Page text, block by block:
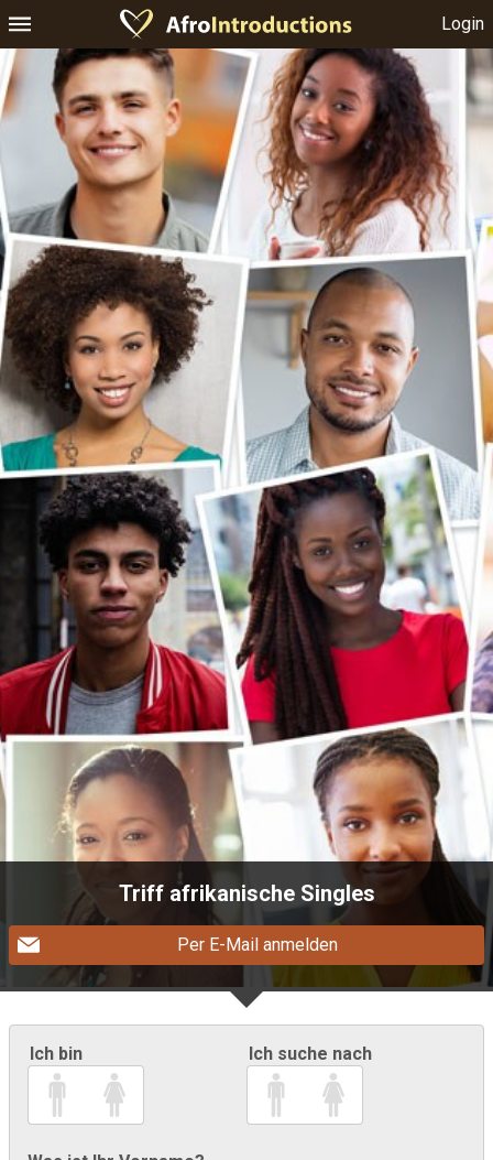
Login
Triff afrikanische Singles
Per E-Mail anmelden
Ich bin Ich suche nach